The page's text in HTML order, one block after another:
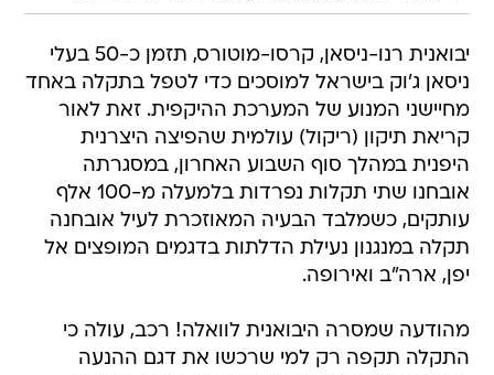
יבואנית רנו-ניסאן, קרסו-מוטורס, תזמן כ-50 בעלי
ניסאן ג'וק בישראל למוסכים כדי לטפל בתקלה באחד
מחיישני המנוע של המערכת ההיקפית. זאת לאור
קריאת תיקון (ריקול) עולמית שהפיצה היצרנית
היפנית במהלך סוף השבוע האחרון, במסגרתה
אובחנו שתי תקלות נפרדות בלמעלה מ-100 אלף
עותקים, כשמלבד הבעיה המאוזכרת לעיל אובחנה
תקלה במנגנון נעילת הדלתות בדגמים המופצים אל
יפן, ארה"ב ואירופה.
מהודעה שמסרה היבואנית לוואלה! רכב, עולה כי
התקלה תקפה רק למי שרכשו את דגם ההנעה